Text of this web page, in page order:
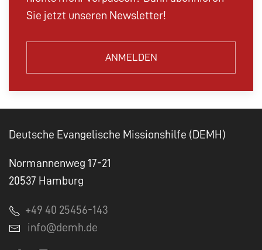
Sie jetzt unseren Newsletter!
ANMELDEN
Deutsche Evangelische Missionshilfe (DEMH)
Normannenweg 17-21
20537 Hamburg
+49 40 25456-143
info@demh.de